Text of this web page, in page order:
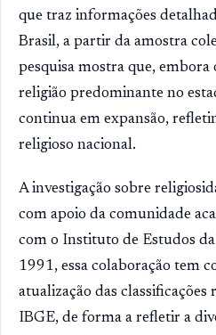
que traz informações
Brasil, a partir da amostra
pesquisa mostra que, embora
religião predominante no
continua em expansão,
religioso nacional.
A investigação sobre
com apoio da comunidade
com o Instituto de Estudos
1991, essa colaboração tem
atualização das classificações
IBGE, de forma a refletir a